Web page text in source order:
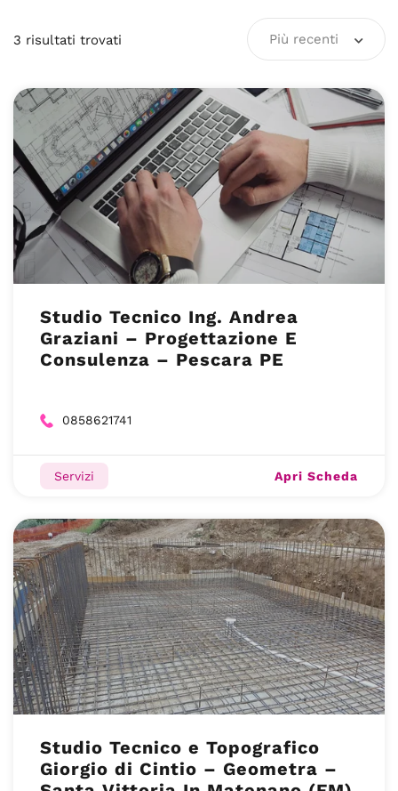
3 risultati trovati Più recenti
Studio Tecnico Ing. Andrea
Graziani – Progettazione E
Consulenza – Pescara PE
0858621741
Servizi Apri Scheda
Studio Tecnico e Topografico
Giorgio di Cintio – Geometra –